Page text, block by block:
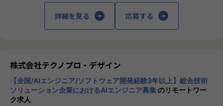
イベント（スポーツ、エンタテインメント）
自動車（AD/ADAS、車内エンタテインメント、コネクテッ
医療（遠隔医療、バイタルデータ）
レスキュー（事故通報）
【業務の変更の範囲】
働く場所に関わらない事業支援や最新技術を
用いた研究開発などを行っています。
程プロジェクトの増加といった世の中で技術
者集団として価値提供を行うために、エンジ
ニアが生涯活躍できる環境を考え事業運営を
行っています。
詳細を見る 応募する
株式会社テクノプロ・デザイン
【全国/AIエンジニア/ソフトウェア開発経験3年以上】総合技術
ソリューション企業におけるAIエンジニア募集のリモートワー
ク求人